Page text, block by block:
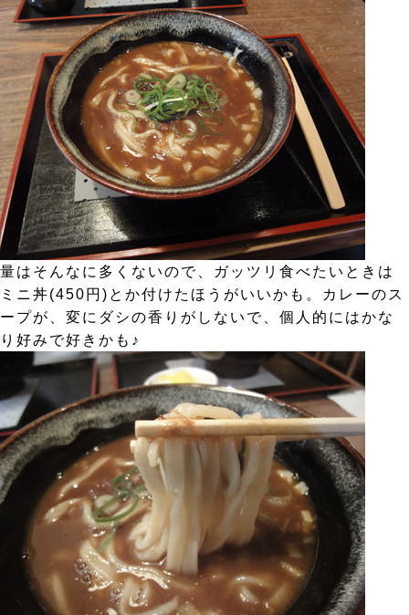
量はそんなに多くないので、ガッツリ食べたいときは
ミニ丼(450円)とか付けたほうがいいかも。カレーのス
ープが、変にダシの香りがしないで、個人的にはかな
り好みで好きかも♪